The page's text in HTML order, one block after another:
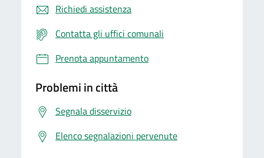
Richiedi assistenza
Contatta gli uffici comunali
Prenota appuntamento
Problemi in città
Segnala disservizio
Elenco segnalazioni pervenute